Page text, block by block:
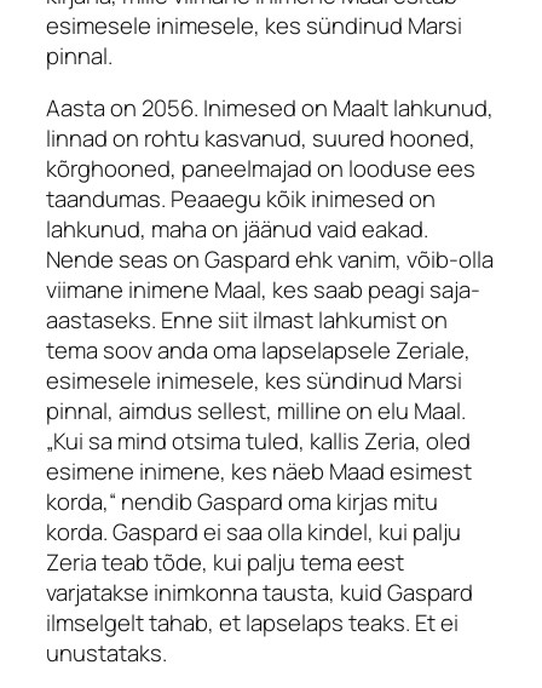
esimesele inimesele, kes sündinud Marsi
pinnal.
Aasta on 2056. Inimesed on Maalt lahkunud,
linnad on rohtu kasvanud, suured hooned,
kõrghooned, paneelmajad on looduse ees
taandumas. Peaaegu kõik inimesed on
lahkunud, maha on jäänud vaid eakad.
Nende seas on Gaspard ehk vanim, võib-olla
viimane inimene Maal, kes saab peagi saja-
aastaseks. Enne siit ilmast lahkumist on
tema soov anda oma lapselapsele Zeriale,
esimesele inimesele, kes sündinud Marsi
pinnal, aimdus sellest, milline on elu Maal.
„Kui sa mind otsima tuled, kallis Zeria, oled
esimene inimene, kes näeb Maad esimest
korda,“ nendib Gaspard oma kirjas mitu
korda. Gaspard ei saa olla kindel, kui palju
Zeria teab tõde, kui palju tema eest
varjatakse inimkonna tausta, kuid Gaspard
ilmselgelt tahab, et lapselaps teaks. Et ei
unustataks.